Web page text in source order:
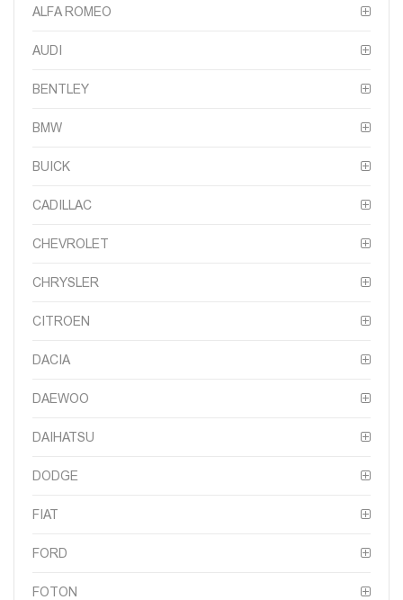
ALFA ROMEO
AUDI
BENTLEY
BMW
BUICK
CADILLAC
CHEVROLET
CHRYSLER
CITROEN
DACIA
DAEWOO
DAIHATSU
DODGE
FIAT
FORD
FOTON